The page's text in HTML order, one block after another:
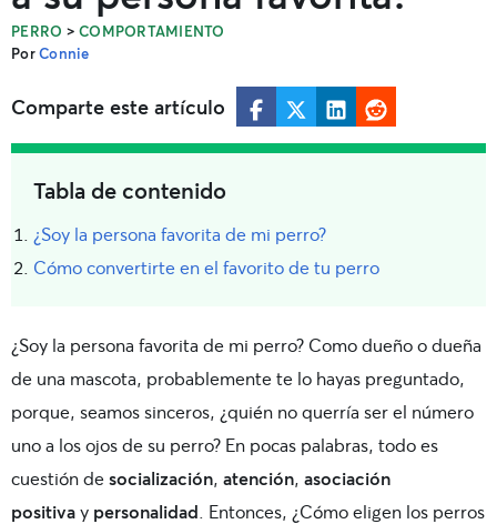
PERRO >COMPORTAMIENTO
PorConnie
Comparte este artículo
Tabla de contenido
¿Soy la persona favorita de mi perro?
Cómo convertirte en el favorito de tu perro
¿Soy la persona favorita de mi perro? Como dueño o dueña
de una mascota, probablemente te lo hayas preguntado,
porque, seamos sinceros, ¿quién no querría ser el número
uno a los ojos de su perro? En pocas palabras, todo es
cuestión desocialización, atención, asociación
positivay personalidad . Entonces, ¿Cómo eligen los perros